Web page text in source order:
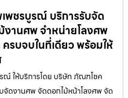
พชรบูรณ์ บริการรับจัด
านศพ จำหน่ายโลงศพ
รบจบในที่เดียว พร้อมให้
ณ์ ให้บริการโดย บริษัท ภัณฑโชค
จัดงานศพ จัดดอกไม้หน้าโลงศพ จัด